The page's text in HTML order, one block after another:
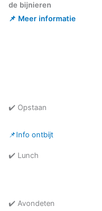
de bijnieren
📌 Meer informatie
✔️ Opstaan
📌Info ontbijt
✔️ Lunch
✔️ Avondeten